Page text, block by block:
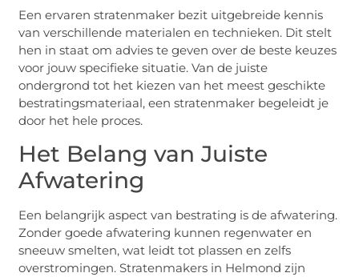
Een ervaren stratenmaker bezit uitgebreide kennis
van verschillende materialen en technieken. Dit stelt
hen in staat om advies te geven over de beste keuzes
voor jouw specifieke situatie. Van de juiste
ondergrond tot het kiezen van het meest geschikte
bestratingsmateriaal, een stratenmaker begeleidt je
door het hele proces.
Het Belang van Juiste
Afwatering
Een belangrijk aspect van bestrating is de afwatering.
Zonder goede afwatering kunnen regenwater en
sneeuw smelten, wat leidt tot plassen en zelfs
overstromingen. Stratenmakers in Helmond zijn